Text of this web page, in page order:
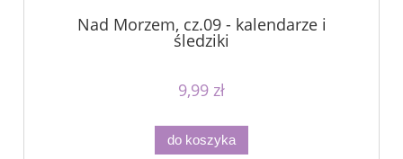
Nad Morzem, cz.09 - kalendarze i
śledziki
9,99 zł
do koszyka